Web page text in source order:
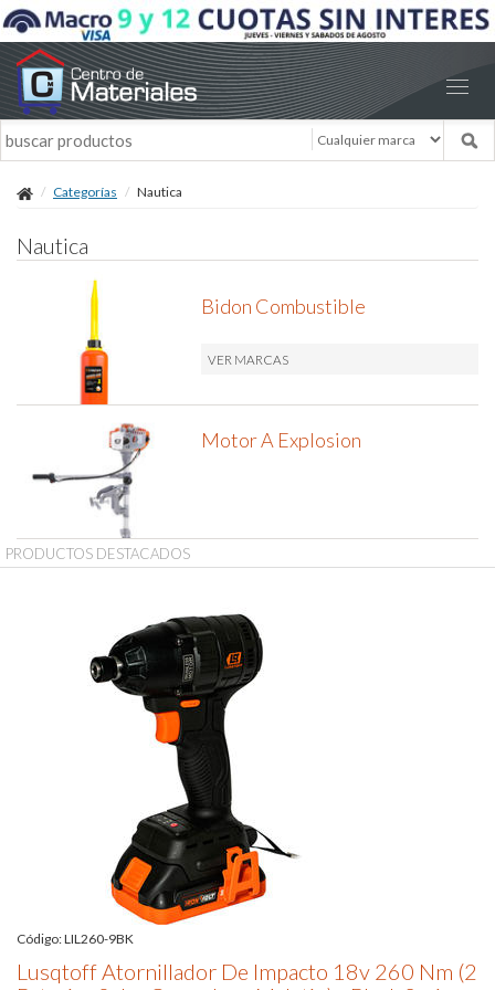
Categorías Nautica
Nautica
Bidon Combustible
VER MARCAS
Motor A Explosion
PRODUCTOS DESTACADOS
Código:06008C8000-000
Código:LIL260-9BK
Lusqtoff Atornillador De Impacto 18v 260 Nm (2
Código:AML1400-9
Código:600690
Código:4514172
Código:06016B70H0-000
Código:49370560